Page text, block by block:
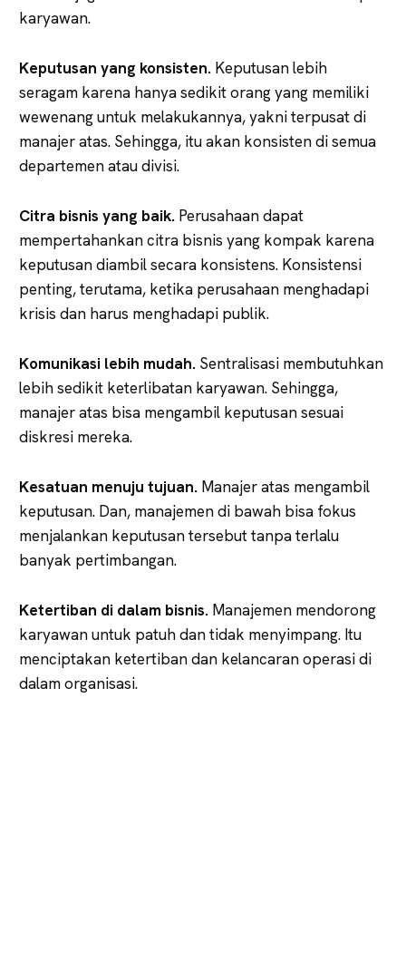
karyawan.
Keputusan yang konsisten. Keputusan lebih
seragam karena hanya sedikit orang yang memiliki
wewenang untuk melakukannya, yakni terpusat di
manajer atas. Sehingga, itu akan konsisten di semua
departemen atau divisi.
Citra bisnis yang baik. Perusahaan dapat
mempertahankan citra bisnis yang kompak karena
keputusan diambil secara konsistens. Konsistensi
penting, terutama, ketika perusahaan menghadapi
krisis dan harus menghadapi publik.
Komunikasi lebih mudah. Sentralisasi membutuhkan
lebih sedikit keterlibatan karyawan. Sehingga,
manajer atas bisa mengambil keputusan sesuai
diskresi mereka.
Kesatuan menuju tujuan. Manajer atas mengambil
keputusan. Dan, manajemen di bawah bisa fokus
menjalankan keputusan tersebut tanpa terlalu
banyak pertimbangan.
Ketertiban di dalam bisnis. Manajemen mendorong
karyawan untuk patuh dan tidak menyimpang. Itu
menciptakan ketertiban dan kelancaran operasi di
dalam organisasi.